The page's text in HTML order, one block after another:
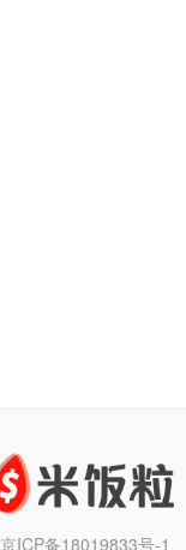
京ICP备18019833号-1